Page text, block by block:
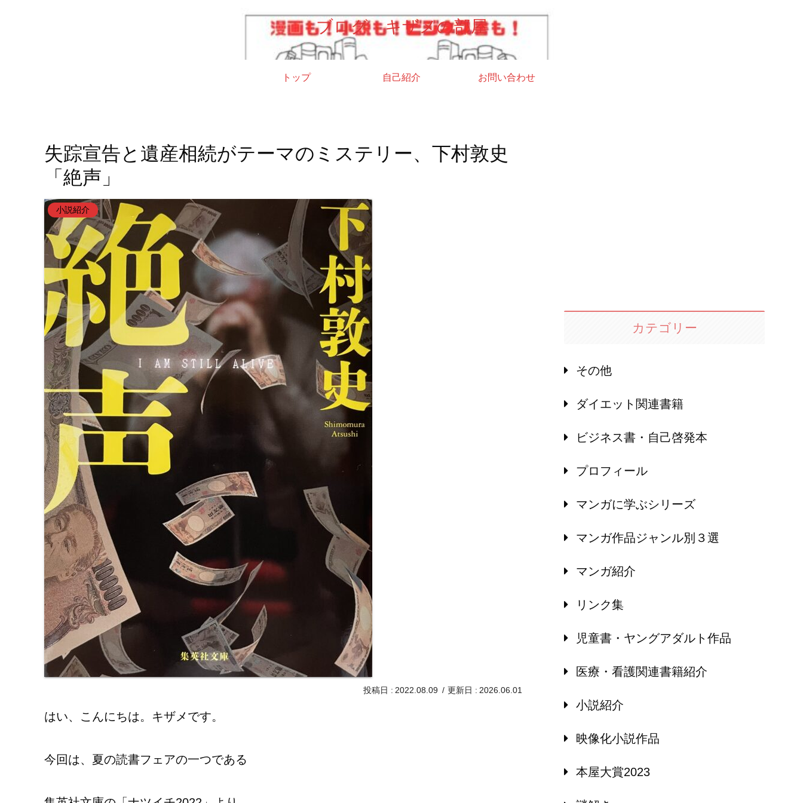
ブログ キザメの部屋
トップ 自己紹介 お問い合わせ
失踪宣告と遺産相続がテーマのミステリー、下村敦史
「絶声」
小説紹介
2022.08.09 2026.06.01
はい、こんにちは。キザメです。
今回は、夏の読書フェアの一つである
カテゴリー
その他
ダイエット関連書籍
ビジネス書・自己啓発本
プロフィール
マンガに学ぶシリーズ
マンガ作品ジャンル別３選
マンガ紹介
リンク集
児童書・ヤングアダルト作品
医療・看護関連書籍紹介
小説紹介
映像化小説作品
本屋大賞2023